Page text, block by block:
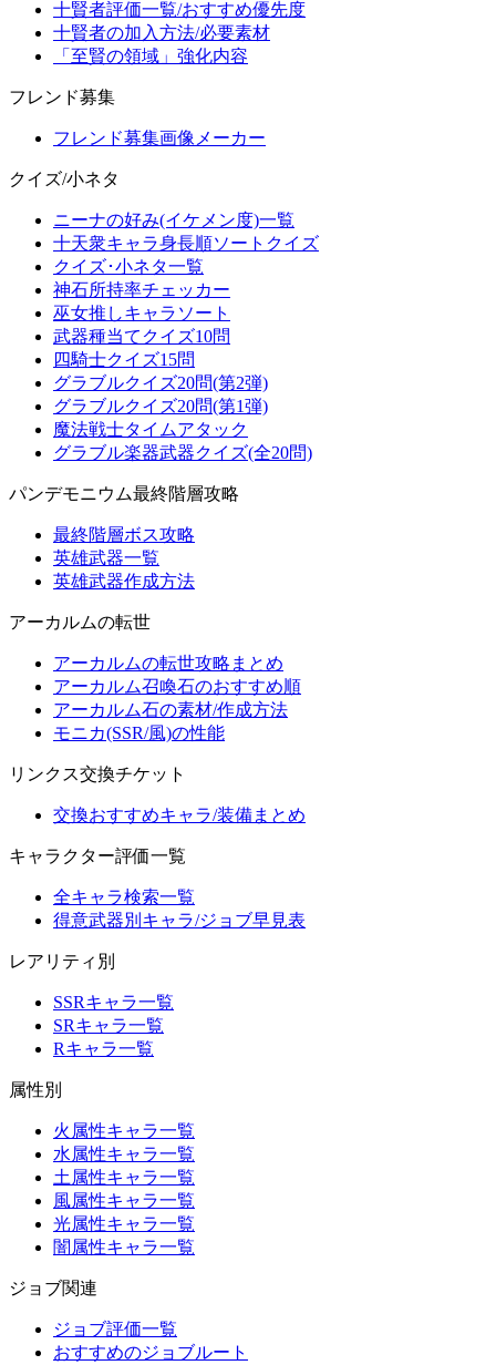
十賢者評価一覧/おすすめ優先度
十賢者の加入方法/必要素材
「至賢の領域」強化内容
フレンド募集
フレンド募集画像メーカー
クイズ/小ネタ
ニーナの好み(イケメン度)一覧
十天衆キャラ身長順ソートクイズ
クイズ･小ネタ一覧
神石所持率チェッカー
巫女推しキャラソート
武器種当てクイズ10問
四騎士クイズ15問
グラブルクイズ20問(第2弾)
グラブルクイズ20問(第1弾)
魔法戦士タイムアタック
グラブル楽器武器クイズ(全20問)
パンデモニウム最終階層攻略
最終階層ボス攻略
英雄武器一覧
英雄武器作成方法
アーカルムの転世
アーカルムの転世攻略まとめ
アーカルム召喚石のおすすめ順
アーカルム石の素材/作成方法
モニカ(SSR/風)の性能
リンクス交換チケット
交換おすすめキャラ/装備まとめ
キャラクター評価一覧
全キャラ検索一覧
得意武器別キャラ/ジョブ早見表
レアリティ別
SSRキャラ一覧
SRキャラ一覧
Rキャラ一覧
属性別
火属性キャラ一覧
水属性キャラ一覧
土属性キャラ一覧
風属性キャラ一覧
光属性キャラ一覧
闇属性キャラ一覧
ジョブ関連
ジョブ評価一覧
おすすめのジョブルート